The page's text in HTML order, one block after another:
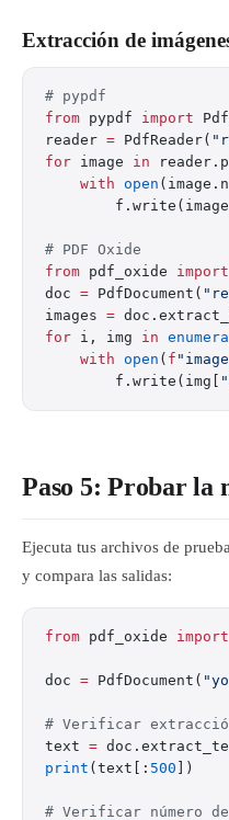
Extracción de
# pypdf
from pypdf import
reader = PdfReader(
for image in
    with
open
# PDF Oxide
from pdf_oxide import
doc = PdfDocument(
images =
for i, img in
    with
open ( f "image_
        f.write(img[
Paso 5: Probar la
Ejecuta tus archivos de
y compara las salidas:
from pdf_oxide import
doc = PdfDocument(
# Verificar
text =
print (text[: 500 ])
# Verificar número